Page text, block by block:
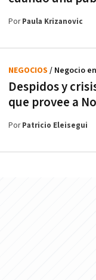
PorPaula Krizanovic
Despidos y
que provee a
NEGOCIOS / Negocio
PorPatricio Eleisegui